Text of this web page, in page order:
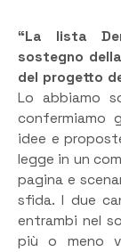
“La lista
sostegno
del progetto
Lo abbiamo
confermiamo
idee e
legge in un
pagina e
sfida. I due
entrambi nel
più o meno